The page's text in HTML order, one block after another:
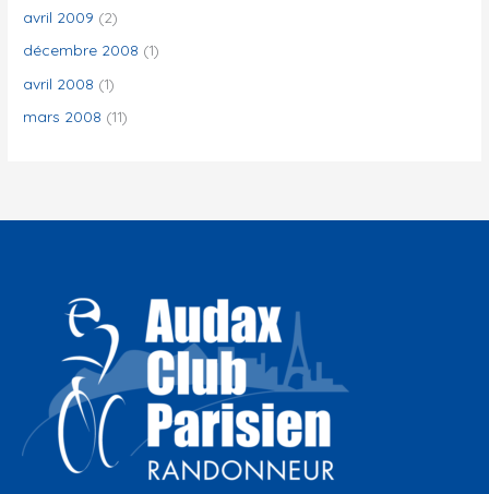
avril 2009 (2)
décembre 2008 (1)
avril 2008 (1)
mars 2008 (11)